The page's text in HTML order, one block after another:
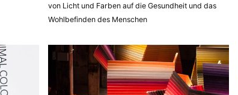
von Licht und Farben auf die Gesundheit und das
Wohlbefinden des Menschen